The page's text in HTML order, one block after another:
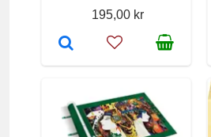
195,00 kr